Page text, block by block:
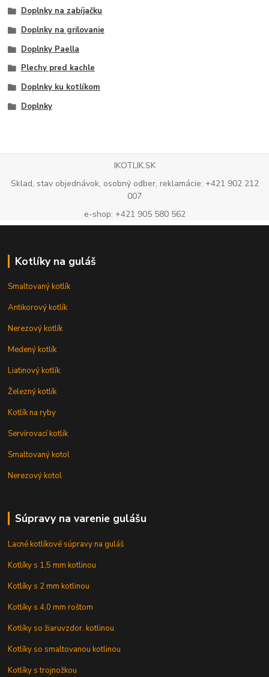
Doplnky na zabíjačku
Doplnky na grilovanie
Doplnky Paella
Plechy pred kachle
Doplnky ku kotlíkom
Doplnky
IKOTLIK.SK
Sklad, stav objednávok, osobný odber, reklamácie: +421 902 212
007
e-shop: +421 905 580 562
Kotlíky na guláš
Smaltovaný kotlík
Antikorový kotlík
Nerezový kotlík
Medený kotlík
Liatinový kotlík
Železný kotlík
Kotlík na ryby
Servírovací kotlík
Smaltovaný kotol
Nerezový kotol
Súpravy na varenie gulášu
Lacné kotlíkové súpravy na guláš
Kotlíky s 1,5 mm kotlinou
Kotlíky s 2 mm kotlinou
Kotlíky s 4,0 mm roštom
Kotlíky so žiaruvzdor. kotlinou
Kotlíky so smaltovanou kotlinou
Kotlíky s trojnožkou